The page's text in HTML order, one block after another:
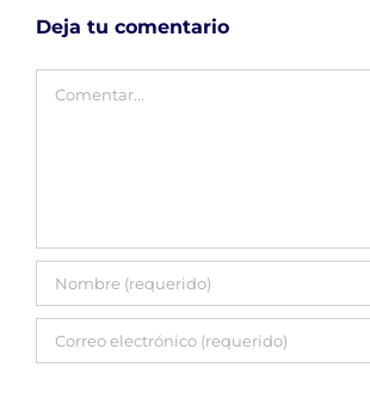
Deja tu comentario
Comentar